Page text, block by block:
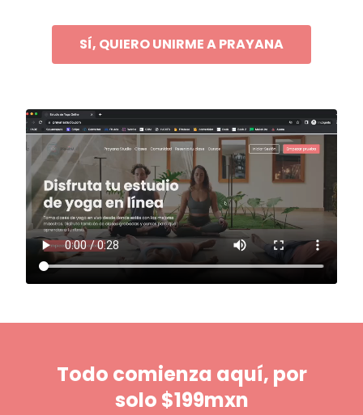
SÍ, QUIERO UNIRME A PRAYANA
Todo comienza aquí, por
solo $199mxn